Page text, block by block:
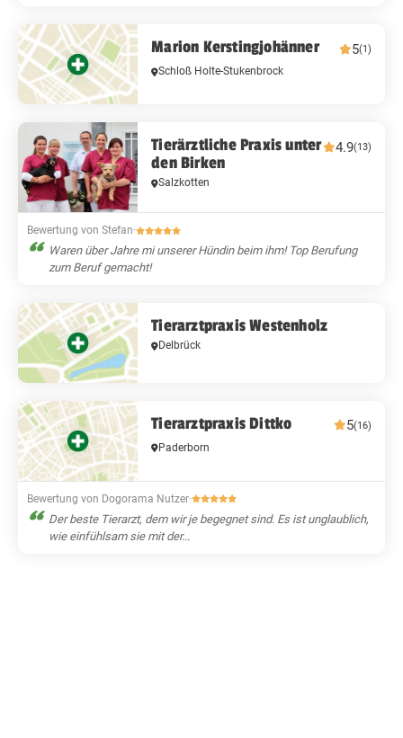
Marion Kerstingjohänner 5(1)
Schloß Holte-Stukenbrock
Tierärztliche Praxis unter
den Birken
4.9(13)
Salzkotten
Bewertung von Stefan·
Waren über Jahre mi unserer Hündin beim ihm! Top Berufung
zum Beruf gemacht!
Tierarztpraxis Westenholz
Delbrück
Tierarztpraxis Dittko 5(16)
Paderborn
Bewertung von Dogorama Nutzer·
Der beste Tierarzt, dem wir je begegnet sind. Es ist unglaublich,
wie einfühlsam sie mit der...